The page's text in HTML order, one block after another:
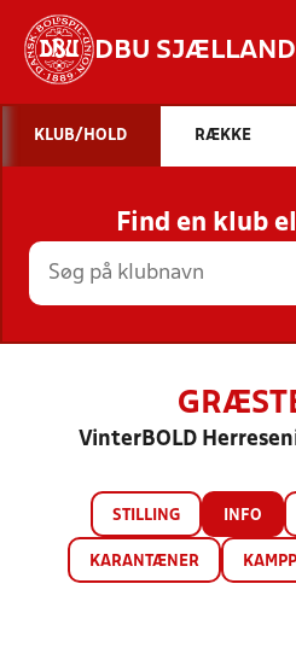
DBU SJÆLLAND
STILLINGER,
KLUB/HOLD RÆKKE
Find en klub
VinterBOLD
STILLING INFO
KARANTÆNER